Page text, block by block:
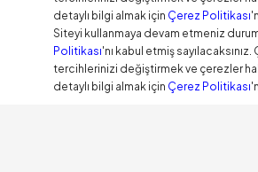
detaylı bilgi almak için Çerez Politikası
Siteyi kullanmaya devam etmeniz
Politikası'nı kabul etmiş sayılacaksınız.
tercihlerinizi değiştirmek ve çerezler
detaylı bilgi almak için Çerez Politikası